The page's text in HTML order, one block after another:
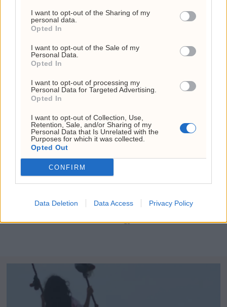
I want to opt-out of the Sharing of my
personal data.
Opted In
I want to opt-out of the Sale of my
Personal Data.
Opted In
I want to opt-out of processing my
Personal Data for Targeted Advertising.
Opted In
I want to opt-out of Collection, Use,
Retention, Sale, and/or Sharing of my
Personal Data that Is Unrelated with the
Purposes for which it was collected.
Opted Out
CONFIRM
Data Deletion Data Access Privacy Policy
DOW JONES
KUNSTIG INTELLIGENS
NASDAQ COMPOSITE
NYHETER
USA:
Hormuz-
avtale
ventes
EU
innfører
nye
mot
Trump
sparke
Cook
Sprekker
nær 500
fly